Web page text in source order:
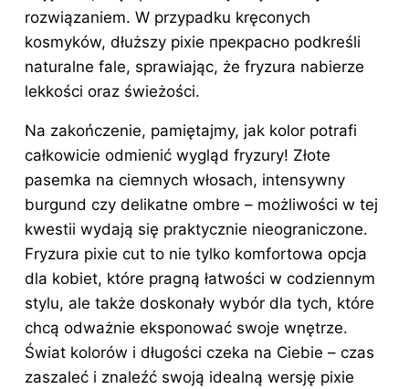
rozwiązaniem. W przypadku kręconych
kosmyków, dłuższy pixie прекрасно podkreśli
naturalne fale, sprawiając, że fryzura nabierze
lekkości oraz świeżości.
Na zakończenie, pamiętajmy, jak kolor potrafi
całkowicie odmienić wygląd fryzury! Złote
pasemka na ciemnych włosach, intensywny
burgund czy delikatne ombre – możliwości w tej
kwestii wydają się praktycznie nieograniczone.
Fryzura pixie cut to nie tylko komfortowa opcja
dla kobiet, które pragną łatwości w codziennym
stylu, ale także doskonały wybór dla tych, które
chcą odważnie eksponować swoje wnętrze.
Świat kolorów i długości czeka na Ciebie – czas
zaszaleć i znaleźć swoją idealną wersję pixie